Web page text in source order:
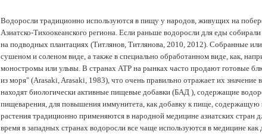
Водоросли традиционно используются в пищу у народов, живущих на
Азиатско-Тихоокеанского региона. Если раньше водоросли для еды
на подводных плантациях (Tитлянов, Титлянова, 2010, 2012). Собранные
сушеном и соленом виде, а также в специально обработанном виде, как,
моностромы или ульвы. В странах АТР на рынках часто продают готовые
из моря" (Arasaki, Arasaki, 1983), что очень правильно отражает их
находят биологически активные пищевые добавки (БАД ), содержащие
пищеварения, для повышения иммунитета, как добавку к пище,
растения традиционно применяются в народной медицине азиатских стран
время в западных странах водоросли все чаще используются в медицине